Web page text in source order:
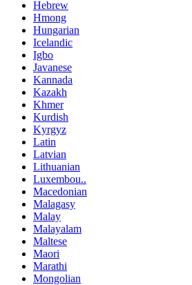
Hebrew
Hmong
Hungarian
Icelandic
Igbo
Javanese
Kannada
Kazakh
Khmer
Kurdish
Kyrgyz
Latin
Latvian
Lithuanian
Luxembou..
Macedonian
Malagasy
Malay
Malayalam
Maltese
Maori
Marathi
Mongolian